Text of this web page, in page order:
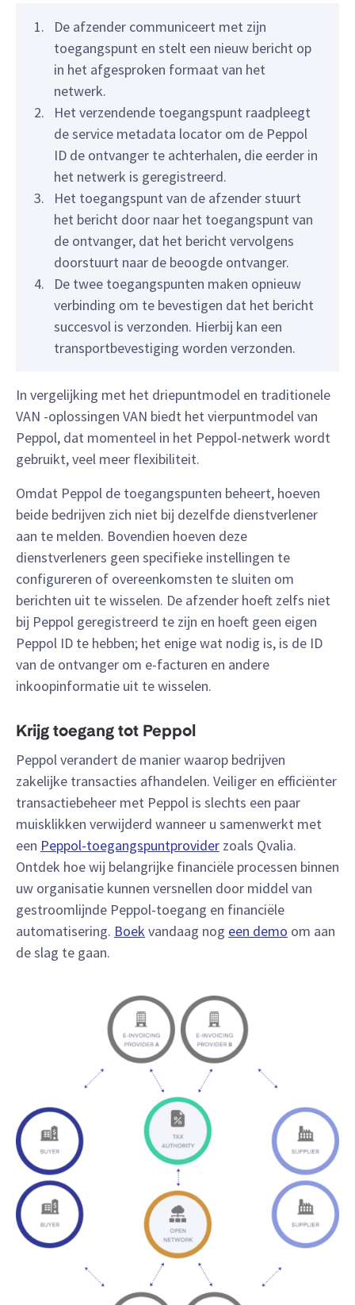
De afzender communiceert met zijn
toegangspunt en stelt een nieuw bericht op
in het afgesproken formaat van het
netwerk.
Het verzendende toegangspunt raadpleegt
de service metadata locator om de Peppol
ID de ontvanger te achterhalen, die eerder in
het netwerk is geregistreerd.
Het toegangspunt van de afzender stuurt
het bericht door naar het toegangspunt van
de ontvanger, dat het bericht vervolgens
doorstuurt naar de beoogde ontvanger.
De twee toegangspunten maken opnieuw
verbinding om te bevestigen dat het bericht
succesvol is verzonden. Hierbij kan een
transportbevestiging worden verzonden.
In vergelijking met het driepuntmodel en traditionele
VAN -oplossingen VAN biedt het vierpuntmodel van
Peppol, dat momenteel in het Peppol-netwerk wordt
gebruikt, veel meer flexibiliteit.
Omdat Peppol de toegangspunten beheert, hoeven
beide bedrijven zich niet bij dezelfde dienstverlener
aan te melden. Bovendien hoeven deze
dienstverleners geen specifieke instellingen te
configureren of overeenkomsten te sluiten om
berichten uit te wisselen. De afzender hoeft zelfs niet
bij Peppol geregistreerd te zijn en hoeft geen eigen
Peppol ID te hebben; het enige wat nodig is, is de ID
van de ontvanger om e-facturen en andere
inkoopinformatie uit te wisselen.
Krijg toegang tot Peppol
Peppol verandert de manier waarop bedrijven
zakelijke transacties afhandelen. Veiliger en efficiënter
transactiebeheer met Peppol is slechts een paar
muisklikken verwijderd wanneer u samenwerkt met
een Peppol-toegangspuntprovider zoals Qvalia.
Ontdek hoe wij belangrijke financiële processen binnen
uw organisatie kunnen versnellen door middel van
gestroomlijnde Peppol-toegang en financiële
automatisering. Boek vandaag nog een demo om aan
de slag te gaan.